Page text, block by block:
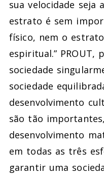
sua velocidade seja
estrato é sem
físico, nem o
espiritual.” PROUT,
sociedade
sociedade
desenvolvimento
são tão
desenvolvimento
em todas as três
garantir uma